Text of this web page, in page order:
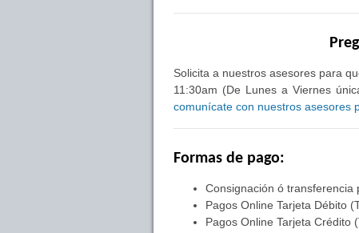
Solicita a nuestros asesores para
11:30am (De Lunes a Viernes
comunícate con nuestros asesores
Formas de pago:
Consignación ó transferencia
Pagos Online Tarjeta Débito
Pagos Online Tarjeta Crédito